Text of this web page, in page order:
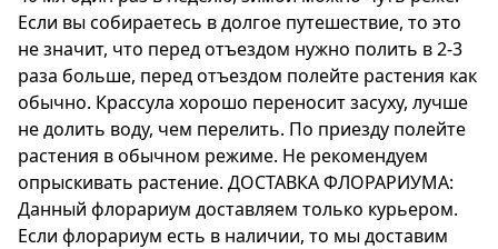
Если вы собираетесь в долгое путешествие, то это
не значит, что перед отъездом нужно полить в 2-3
раза больше, перед отъездом полейте растения как
обычно. Крассула хорошо переносит засуху, лучше
не долить воду, чем перелить. По приезду полейте
растения в обычном режиме. Не рекомендуем
опрыскивать растение. ДОСТАВКА ФЛОРАРИУМА:
Данный флорариум доставляем только курьером.
Если флорариум есть в наличии, то мы доставим